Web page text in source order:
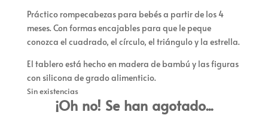
Práctico rompecabezas para bebés a partir de los 4
meses. Con formas encajables para que le peque
conozca el cuadrado, el círculo, el triángulo y la estrella.
El tablero está hecho en madera de bambú y las figuras
con silicona de grado alimenticio.
Sin existencias
¡Oh no! Se han agotado...